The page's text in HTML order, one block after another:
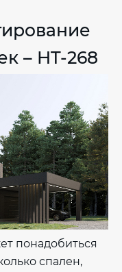
– HT-268
понадобиться
спален,